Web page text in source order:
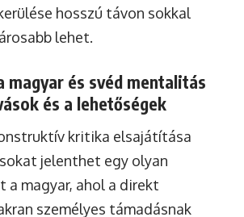
hosszú távon sokkal
lehet.
magyar és svéd mentalitás
és a lehetőségek
kritika elsajátítása
jelenthet egy olyan
a magyar, ahol a direkt
személyes támadásnak